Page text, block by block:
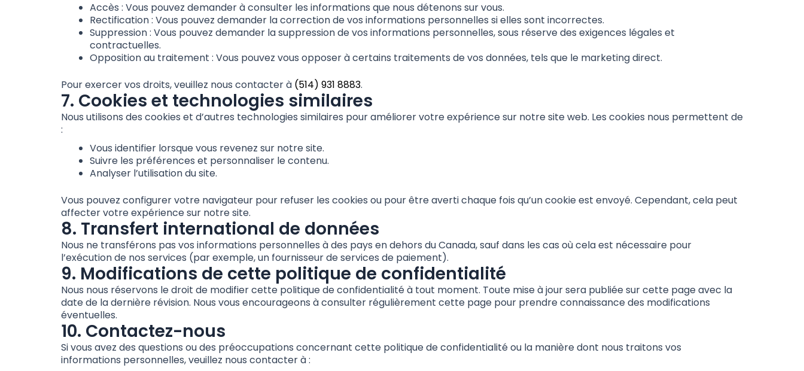
Accès : Vous pouvez demander à consulter les informations que nous détenons sur vous.
Rectification : Vous pouvez demander la correction de vos informations personnelles si elles sont incorrectes.
Suppression : Vous pouvez demander la suppression de vos informations personnelles, sous réserve des exigences légales et
contractuelles.
Opposition au traitement : Vous pouvez vous opposer à certains traitements de vos données, tels que le marketing direct.
Pour exercer vos droits, veuillez nous contacter à (514) 931 8883.
7. Cookies et technologies similaires
Nous utilisons des cookies et d’autres technologies similaires pour améliorer votre expérience sur notre site web. Les cookies nous permettent de
:
Vous identifier lorsque vous revenez sur notre site.
Suivre les préférences et personnaliser le contenu.
Analyser l’utilisation du site.
Vous pouvez configurer votre navigateur pour refuser les cookies ou pour être averti chaque fois qu’un cookie est envoyé. Cependant, cela peut
affecter votre expérience sur notre site.
8. Transfert international de données
Nous ne transférons pas vos informations personnelles à des pays en dehors du Canada, sauf dans les cas où cela est nécessaire pour
l’exécution de nos services (par exemple, un fournisseur de services de paiement).
9. Modifications de cette politique de confidentialité
Nous nous réservons le droit de modifier cette politique de confidentialité à tout moment. Toute mise à jour sera publiée sur cette page avec la
date de la dernière révision. Nous vous encourageons à consulter régulièrement cette page pour prendre connaissance des modifications
éventuelles.
10. Contactez-nous
Si vous avez des questions ou des préoccupations concernant cette politique de confidentialité ou la manière dont nous traitons vos
informations personnelles, veuillez nous contacter à :